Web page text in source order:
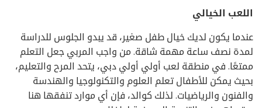
اللعب الخيالي
عندما يكون لديك خيال طفل صغير، قد يبدو الجلوس للدراسة
لمدة نصف ساعة مهمة شاقة. من واجب المربي جعل التعلم
ممتعًا. في منطقة لعب أولي أولي دبي، يتحد المرح والتعليم،
بحيث يمكن للأطفال تعلم العلوم والتكنولوجيا والهندسة
والفنون والرياضيات. لذلك كوالد، فإن أي موارد تنفقها هنا